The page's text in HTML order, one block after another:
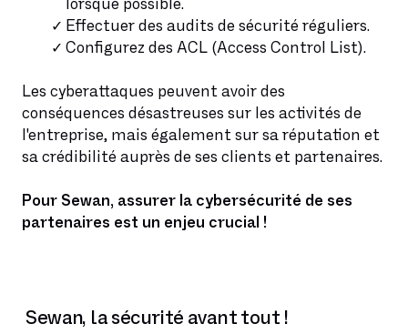
lorsque possible.
Effectuer des audits de sécurité réguliers.
Configurez des ACL (Access Control List).
Les cyberattaques peuvent avoir des
conséquences désastreuses sur les activités de
l'entreprise, mais également sur sa réputation et
sa crédibilité auprès de ses clients et partenaires.
Pour Sewan, assurer la cybersécurité de ses
partenaires est un enjeu crucial !
Sewan, la sécurité avant tout !